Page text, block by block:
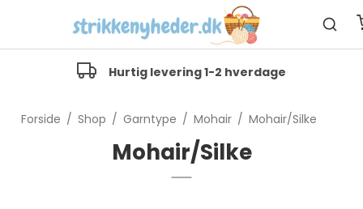
Hurtig levering 1-2 hverdage
Forside / Shop / Garntype / Mohair / Mohair/Silke
Mohair/Silke